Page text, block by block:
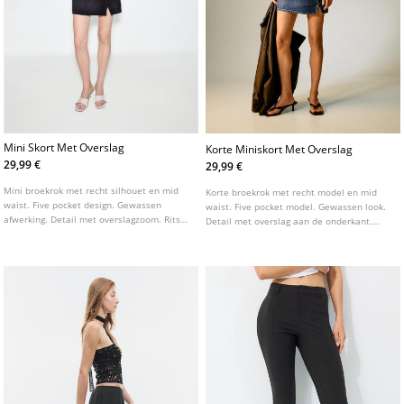
Mini Skort Met Overslag
29,99 €
Mini broekrok met recht silhouet en mid
waist. Five pocket design. Gewassen
afwerking. Detail met overslagzoom. Rits
Korte Miniskort Met Overslag
29,99 €
Korte broekrok met recht model en mid
waist. Five pocket model. Gewassen look.
Detail met overslag aan de onderkant.